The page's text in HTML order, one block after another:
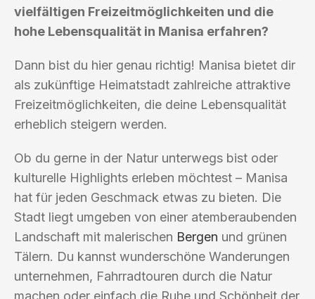
vielfältigen Freizeitmöglichkeiten und die
hohe Lebensqualität in Manisa erfahren?
Dann bist du hier genau richtig! Manisa bietet dir
als zukünftige Heimatstadt zahlreiche attraktive
Freizeitmöglichkeiten, die deine Lebensqualität
erheblich steigern werden.
Ob du gerne in der Natur unterwegs bist oder
kulturelle Highlights erleben möchtest – Manisa
hat für jeden Geschmack etwas zu bieten. Die
Stadt liegt umgeben von einer atemberaubenden
Landschaft mit malerischen Bergen und grünen
Tälern. Du kannst wunderschöne Wanderungen
unternehmen, Fahrradtouren durch die Natur
machen oder einfach die Ruhe und Schönheit der